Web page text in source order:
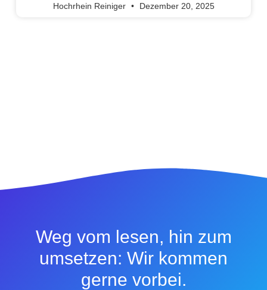
Hochrhein Reiniger Dezember 20, 2025
Weg vom lesen, hin zum
umsetzen: Wir kommen
gerne vorbei.